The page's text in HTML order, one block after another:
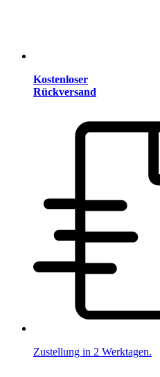
Kostenloser
Rückversand
Zustellung in 2 Werktagen.